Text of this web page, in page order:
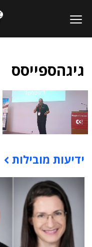
גיגהספייסס
תוכן פרסומי
ידיעות מובילות